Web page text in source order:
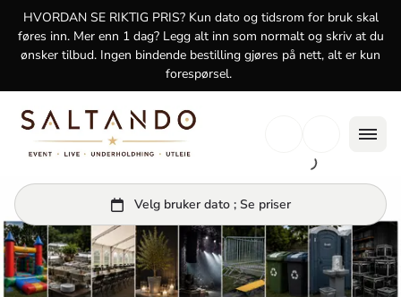
HVORDAN SE RIKTIG PRIS? Kun dato og tidsrom for bruk skal
føres inn. Mer enn 1 dag? Legg alt inn som normalt og skriv at du
ønsker tilbud. Ingen bindende bestilling gjøres på nett, alt er kun
forespørsel.
logg inn